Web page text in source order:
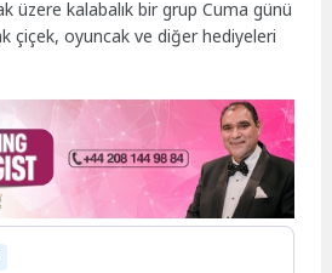
üzere kalabalık bir grup Cuma günü
çiçek, oyuncak ve diğer hediyeleri